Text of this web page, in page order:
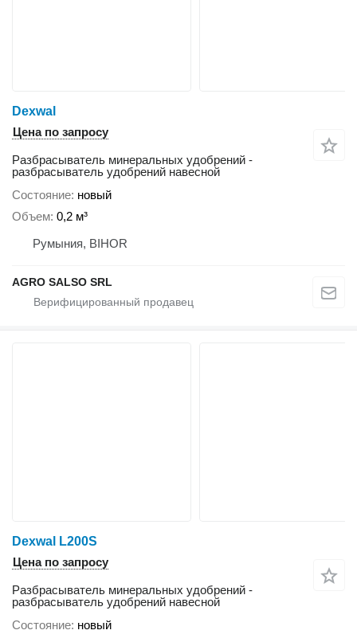
Dexwal
Цена по запросу
Разбрасыватель минеральных удобрений -
разбрасыватель удобрений навесной
Состояние новый
Объем 0,2 м³
Румыния, BIHOR
AGRO SALSO SRL
Dexwal L200S
Цена по запросу
Разбрасыватель минеральных удобрений -
разбрасыватель удобрений навесной
Состояние новый